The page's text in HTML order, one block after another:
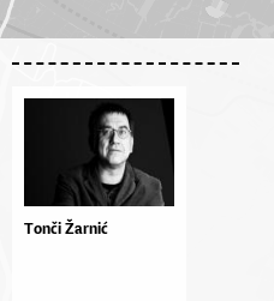
Tonči Žarnić